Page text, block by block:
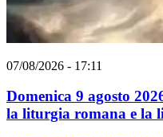
07/08/2026 - 17:11
Domenica 9 agosto
la liturgia romana e la